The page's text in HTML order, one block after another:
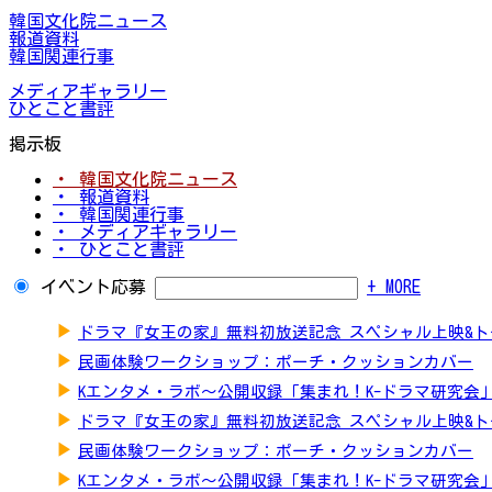
韓国文化院ニュース
報道資料
韓国関連行事
メディアギャラリー
ひとこと書評
掲示板
・ 韓国文化院ニュース
・ 報道資料
・ 韓国関連行事
・ メディアギャラリー
・ ひとこと書評
イベント応募 + MORE
▶ ドラマ『女王の家』無料初放送記念 スペシャル上映&
▶ 民画体験ワークショップ：ポーチ・クッションカバー
▶ Kエンタメ・ラボ～公開収録「集まれ！K-ドラマ研究会」
▶ ドラマ『女王の家』無料初放送記念 スペシャル上映&
▶ 民画体験ワークショップ：ポーチ・クッションカバー
▶ Kエンタメ・ラボ～公開収録「集まれ！K-ドラマ研究会」